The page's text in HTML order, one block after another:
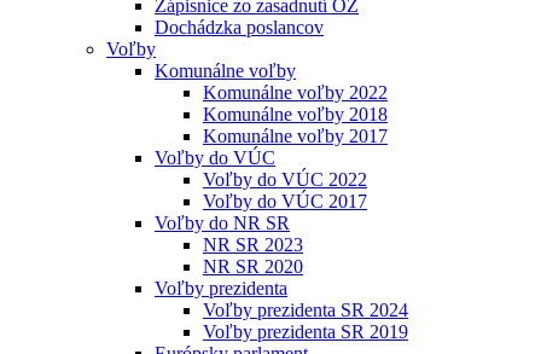
Zápisnice zo zasadnutí OZ
Dochádzka poslancov
Voľby
Komunálne voľby
Komunálne voľby 2022
Komunálne voľby 2018
Komunálne voľby 2017
Voľby do VÚC
Voľby do VÚC 2022
Voľby do VÚC 2017
Voľby do NR SR
NR SR 2023
NR SR 2020
Voľby prezidenta
Voľby prezidenta SR 2024
Voľby prezidenta SR 2019